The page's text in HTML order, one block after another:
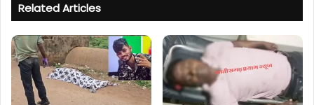
Related Articles